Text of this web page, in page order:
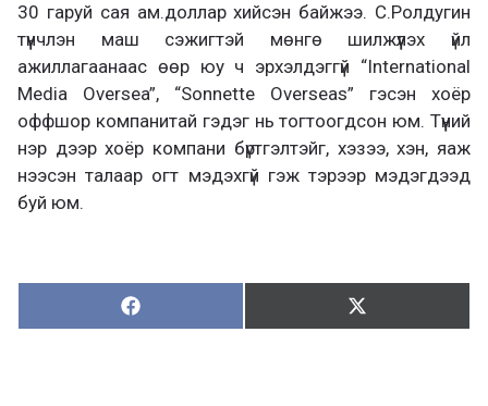
30 гаруй сая ам.доллар хийсэн байжээ. С.Ролдугин
түүнчлэн маш сэжигтэй мөнгө шилжүүлэх үйл
ажиллагаанаас өөр юу ч эрхэлдэггүй “International
Media Oversea”, “Sonnette Overseas” гэсэн хоёр
оффшор компанитай гэдэг нь тогтоогдсон юм. Түүний
нэр дээр хоёр компани бүртгэлтэйг, хэзээ, хэн, яаж
нээсэн талаар огт мэдэхгүй гэж тэрээр мэдэгдээд
буй юм.
Хуваалцах:
Х
у
Түгээх:
Т